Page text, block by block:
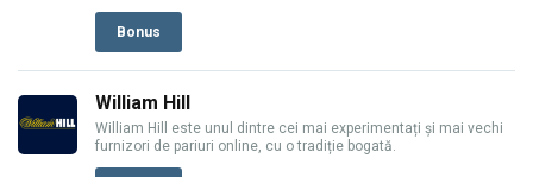
Bonus
William Hill
William Hill este unul dintre cei mai experimentați și mai vechi
furnizori de pariuri online, cu o tradiție bogată.